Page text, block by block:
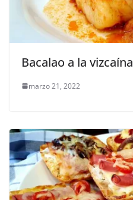
Bacalao a la vizcaína
marzo 21, 2022